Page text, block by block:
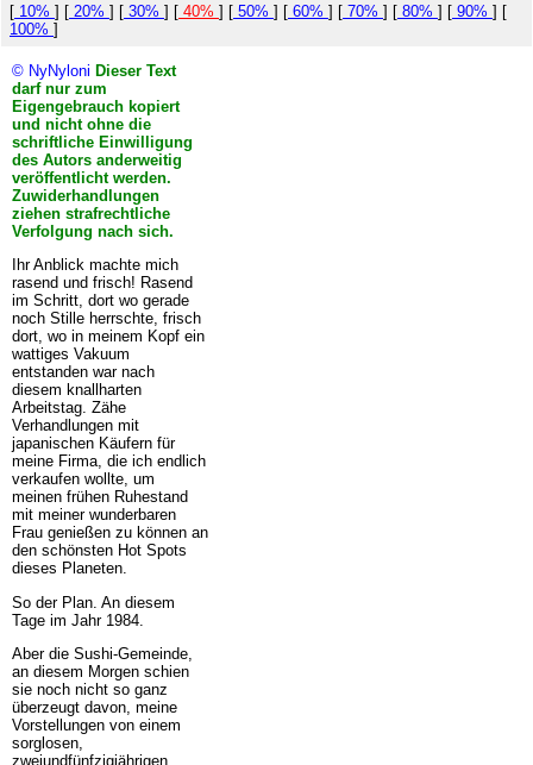
[ 10% ] [ 20% ] [ 30% ] [ 40% ] [ 50% ] [ 60% ] [ 70% ] [ 80% ] [ 90% ] [
100% ]
© NyNyloni Dieser Text
darf nur zum
Eigengebrauch kopiert
und nicht ohne die
schriftliche Einwilligung
des Autors anderweitig
veröffentlicht werden.
Zuwiderhandlungen
ziehen strafrechtliche
Verfolgung nach sich.
Ihr Anblick machte mich
rasend und frisch! Rasend
im Schritt, dort wo gerade
noch Stille herrschte, frisch
dort, wo in meinem Kopf ein
wattiges Vakuum
entstanden war nach
diesem knallharten
Arbeitstag. Zähe
Verhandlungen mit
japanischen Käufern für
meine Firma, die ich endlich
verkaufen wollte, um
meinen frühen Ruhestand
mit meiner wunderbaren
Frau genießen zu können an
den schönsten Hot Spots
dieses Planeten.
So der Plan. An diesem
Tage im Jahr 1984.
Aber die Sushi-Gemeinde,
an diesem Morgen schien
sie noch nicht so ganz
überzeugt davon, meine
Vorstellungen von einem
sorglosen,
zweiundfünfzigjährigen